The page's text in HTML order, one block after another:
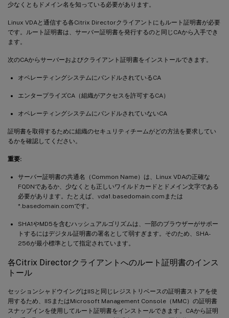
少なくともドメイン名を知っている必要があります。
Linux VDAと通信する各Citrix Directorクライアントにもルート証明書が必要
です。ルート証明書は、サーバー証明書を発行するのと同じCAから入手でき
ます。
次のCAからサーバーおよびクライアント証明書をインストールできます。
オペレーティングシステムにバンドルされているCA
エンタープライズCA（組織がアクセスを許可するCA）
オペレーティングシステムにバンドルされていないCA
証明書を取得するために組織のセキュリティチームがどの方法を要求してい
るかを確認してください。
重要:
サーバー証明書の共通名（Common Name）は、Linux VDAの正確な
FQDNであるか、少なくとも正しいワイルドカードとドメイン文字である
必要があります。たとえば、vda1.basedomain.comまたは
*.basedomain.comです。
SHA1やMD5を含むハッシュアルゴリズムは、一部のブラウザーがサポー
トするにはデジタル証明書の署名として弱すぎます。そのため、SHA-
256が最小標準として指定されています。
各Citrix Directorクライアントへのルート証明書のインス
トール
セッションシャドウイングはIISと同じレジストリベースの証明書ストアを使
用するため、IISまたはMicrosoft Management Console（MMC）の証明書
スナップインを使用してルート証明書をインストールできます。CAから証明